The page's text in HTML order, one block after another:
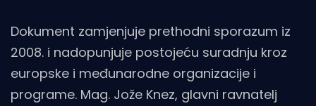
Dokument zamjenjuje prethodni sporazum iz
2008. i nadopunjuje postojeću suradnju kroz
europske i međunarodne organizacije i
programe. Mag. Jože Knez, glavni ravnatelj